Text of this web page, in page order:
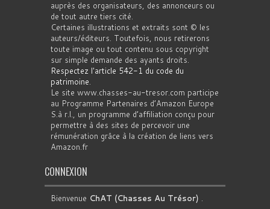
auprès des organisateurs, des annonceurs ou
de tout autre tiers cité.
Certaines illustrations et extraits sont © les
auteurs/éditeurs. Toutefois, nous retirerons
toute image ou tout contenu sous copyright
sur simple demande des ayants droits.
Respectez l'article 542-1 du code du
patrimoine.
Le site www.chasses-au-tresor.com participe
au Programme Partenaires d’Amazon Europe
S.à r.l., un programme d’affiliation conçu pour
permettre à des sites de percevoir une
rémunération grâce à la création de liens vers
Amazon.fr
CONNEXION
Bienvenue ChAT (Chasses Au Trésor) .